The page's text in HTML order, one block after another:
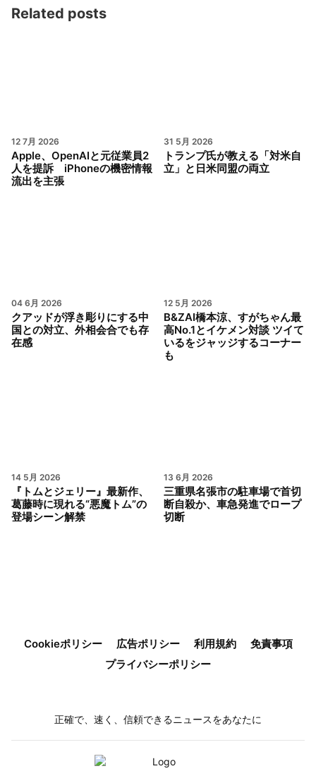
Related posts
12 7月 2026
Apple、OpenAIと元従業員2
人を提訴 iPhoneの機密情報
流出を主張
31 5月 2026
トランプ氏が教える「対米自
立」と日米同盟の両立
04 6月 2026
クアッドが浮き彫りにする中
国との対立、外相会合でも存
在感
12 5月 2026
B&ZAI橋本涼、すがちゃん最
高No.1とイケメン対談 ツイて
いるをジャッジするコーナー
も
14 5月 2026
『トムとジェリー』最新作、
葛藤時に現れる“悪魔トム”の
登場シーン解禁
13 6月 2026
三重県名張市の駐車場で首切
断自殺か、車急発進でロープ
切断
Cookieポリシー 広告ポリシー 利用規約
免責事項
プライバシーポリシー
正確で、速く、信頼できるニュースをあなたに